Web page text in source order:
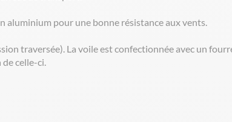
pour une bonne résistance aux vents.
traversée). La voile est confectionnée avec un
celle-ci.